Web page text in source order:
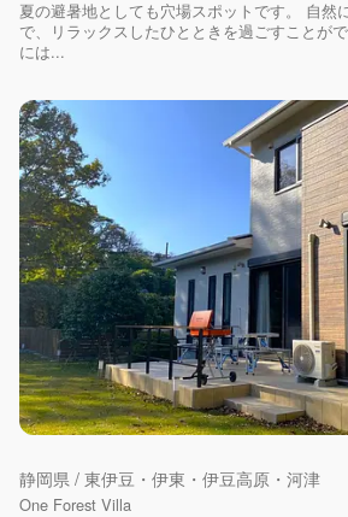
夏の避暑地としても穴場スポットです。 自然
で、リラックスしたひとときを過ごすことが
には...
静岡県 / 東伊豆・伊東・伊豆高原・河津
One Forest Villa